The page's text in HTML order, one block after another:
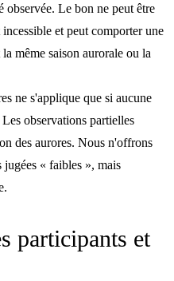
observée. Le bon ne peut être
incessible et peut comporter une
même saison aurorale ou la
ne s'applique que si aucune
observations partielles
des aurores. Nous n'offrons
jugées « faibles », mais
participants et